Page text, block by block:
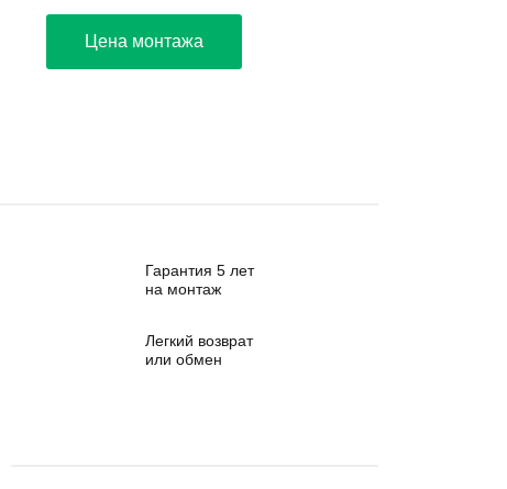
Цена монтажа
Гарантия 5 лет
на монтаж
Легкий возврат
или обмен